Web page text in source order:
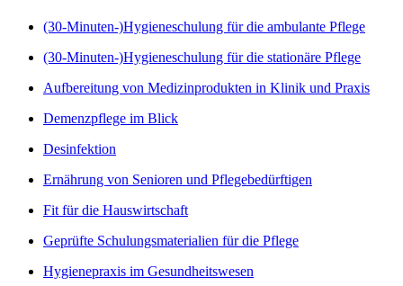
(30-Minuten-)Hygieneschulung für die ambulante Pflege
(30-Minuten-)Hygieneschulung für die stationäre Pflege
Aufbereitung von Medizinprodukten in Klinik und Praxis
Demenzpflege im Blick
Desinfektion
Ernährung von Senioren und Pflegebedürftigen
Fit für die Hauswirtschaft
Geprüfte Schulungsmaterialien für die Pflege
Hygienepraxis im Gesundheitswesen